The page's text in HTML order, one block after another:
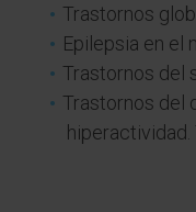
Trastornos
Epilepsia en el
Trastornos del
Trastornos del
hiperactividad.